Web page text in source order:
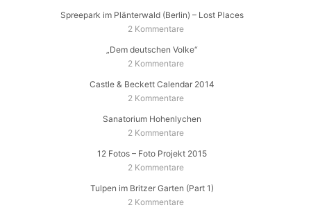
Spreepark im Plänterwald (Berlin) – Lost Places
2 Kommentare
„Dem deutschen Volke“
2 Kommentare
Castle & Beckett Calendar 2014
2 Kommentare
Sanatorium Hohenlychen
2 Kommentare
12 Fotos – Foto Projekt 2015
2 Kommentare
Tulpen im Britzer Garten (Part 1)
2 Kommentare